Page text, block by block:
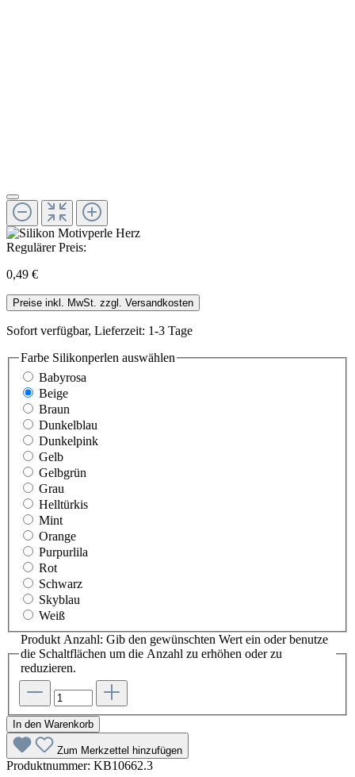
Regulärer Preis:
0,49 €
Preise inkl. MwSt. zzgl. Versandkosten
Sofort verfügbar, Lieferzeit: 1-3 Tage
Farbe Silikonperlen auswählen
Babyrosa
Beige
Braun
Dunkelblau
Dunkelpink
Gelb
Gelbgrün
Grau
Helltürkis
Mint
Orange
Purpurlila
Rot
Schwarz
Skyblau
Weiß
Produkt Anzahl: Gib den gewünschten Wert ein oder benutze
die Schaltflächen um die Anzahl zu erhöhen oder zu
reduzieren.
In den Warenkorb
Zum Merkzettel hinzufügen
Produktnummer: KB10662.3